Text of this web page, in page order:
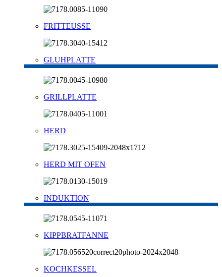
FRITTEUSSE
GLUHPLATTE
GRILLPLATTE
HERD
HERD MIT OFEN
INDUKTION
KIPPBRATFANNE
KOCHKESSEL